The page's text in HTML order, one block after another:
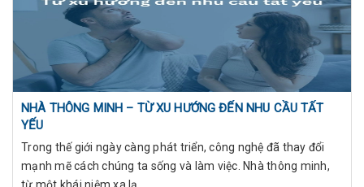
NHÀ THÔNG MINH – TỪ XU HƯỚNG ĐẾN NHU CẦU TẤT
YẾU
Trong thế giới ngày càng phát triển, công nghệ đã thay đổi
mạnh mẽ cách chúng ta sống và làm việc. Nhà thông minh,